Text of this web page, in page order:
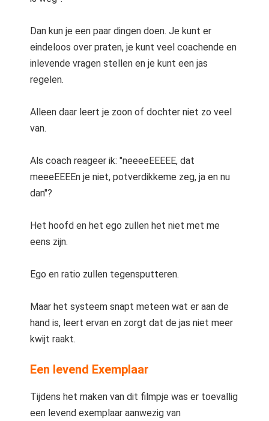
Dan kun je een paar dingen doen. Je kunt er
eindeloos over praten, je kunt veel coachende en
inlevende vragen stellen en je kunt een jas
regelen.
Alleen daar leert je zoon of dochter niet zo veel
van.
Als coach reageer ik: "neeeeEEEEE, dat
meeeEEEEn je niet, potverdikkeme zeg, ja en nu
dan"?
Het hoofd en het ego zullen het niet met me
eens zijn.
Ego en ratio zullen tegensputteren.
Maar het systeem snapt meteen wat er aan de
hand is, leert ervan en zorgt dat de jas niet meer
kwijt raakt.
Een levend Exemplaar
Tijdens het maken van dit filmpje was er toevallig
een levend exemplaar aanwezig van